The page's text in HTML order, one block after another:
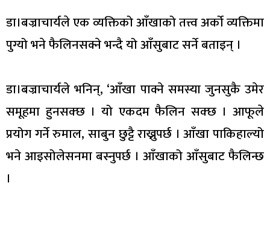
डा।बज्राचार्यले एक व्यक्तिको आँखाको तत्त्व अर्को व्यक्तिमा
पुग्यो भने फैलिनसक्ने भन्दै यो आँसुबाट सर्ने बताइन् ।
डा।बज्राचार्यले भनिन्, ‘आँखा पाक्ने समस्या जुनसुकै उमेर
समूहमा हुनसक्छ । यो एकदम फैलिन सक्छ । आफूले
प्रयोग गर्ने रुमाल, साबुन छुट्टै राख्नुपर्छ । आँखा पाकिहाल्यो
भने आइसोलेसनमा बस्नुपर्छ । आँखाको आँसुबाट फैलिन्छ
।